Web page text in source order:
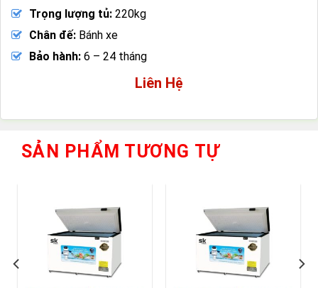
Trọng lượng tủ: 220kg
Chân đế: Bánh xe
Bảo hành: 6 – 24 tháng
Liên Hệ
SẢN PHẨM TƯƠNG TỰ